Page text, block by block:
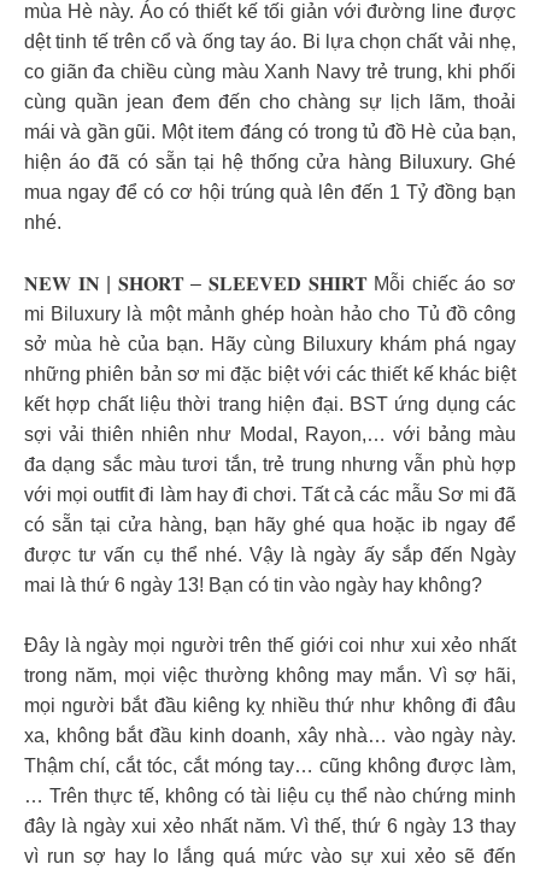
mùa Hè này. Áo có thiết kế tối giản với đường line được
dệt tinh tế trên cổ và ống tay áo. Bi lựa chọn chất vải nhẹ,
co giãn đa chiều cùng màu Xanh Navy trẻ trung, khi phối
cùng quần jean đem đến cho chàng sự lịch lãm, thoải
mái và gần gũi. Một item đáng có trong tủ đồ Hè của bạn,
hiện áo đã có sẵn tại hệ thống cửa hàng Biluxury. Ghé
mua ngay để có cơ hội trúng quà lên đến 1 Tỷ đồng bạn
nhé.
𝐍𝐄𝐖 𝐈𝐍 | 𝐒𝐇𝐎𝐑𝐓 – 𝐒𝐋𝐄𝐄𝐕𝐄𝐃 𝐒𝐇𝐈𝐑𝐓 Mỗi chiếc áo sơ
mi Biluxury là một mảnh ghép hoàn hảo cho Tủ đồ công
sở mùa hè của bạn. Hãy cùng Biluxury khám phá ngay
những phiên bản sơ mi đặc biệt với các thiết kế khác biệt
kết hợp chất liệu thời trang hiện đại. BST ứng dụng các
sợi vải thiên nhiên như Modal, Rayon,… với bảng màu
đa dạng sắc màu tươi tắn, trẻ trung nhưng vẫn phù hợp
với mọi outfit đi làm hay đi chơi. Tất cả các mẫu Sơ mi đã
có sẵn tại cửa hàng, bạn hãy ghé qua hoặc ib ngay để
được tư vấn cụ thể nhé. Vậy là ngày ấy sắp đến Ngày
mai là thứ 6 ngày 13! Bạn có tin vào ngày hay không?
Đây là ngày mọi người trên thế giới coi như xui xẻo nhất
trong năm, mọi việc thường không may mắn. Vì sợ hãi,
mọi người bắt đầu kiêng kỵ nhiều thứ như không đi đâu
xa, không bắt đầu kinh doanh, xây nhà… vào ngày này.
Thậm chí, cắt tóc, cắt móng tay… cũng không được làm,
… Trên thực tế, không có tài liệu cụ thể nào chứng minh
đây là ngày xui xẻo nhất năm. Vì thế, thứ 6 ngày 13 thay
vì run sợ hay lo lắng quá mức vào sự xui xẻo sẽ đến